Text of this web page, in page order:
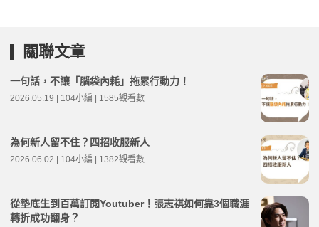
關聯文章
一句話，不讓「腦袋內耗」拖累行動力！
2026.05.19 | 104小編 | 1585觀看數
為何新人留不住？四招收服新人
2026.06.02 | 104小編 | 1382觀看數
從墊底生到百萬訂閱Youtuber！張志祺如何靠3個職涯
轉折成功翻身？